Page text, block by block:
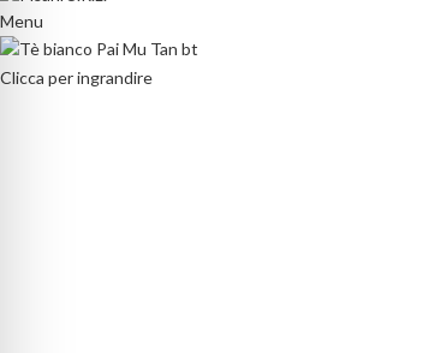
Menu
Clicca per ingrandire